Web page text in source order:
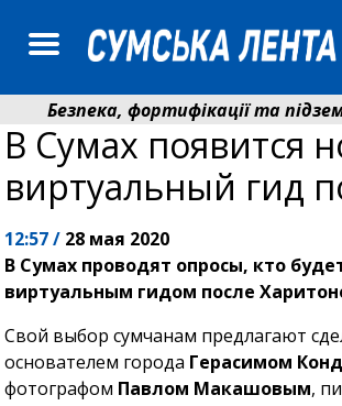
Безпека, фортифікації та
До 19 400 гривень на паливо:
В Сумах появится
виртуальный гид
12:57 / 28 мая 2020
В Сумах проводят опросы, кто
виртуальным гидом после
Свой выбор сумчанам предлагают
основателем города Герасимом
фотографом Павлом Макашовым,